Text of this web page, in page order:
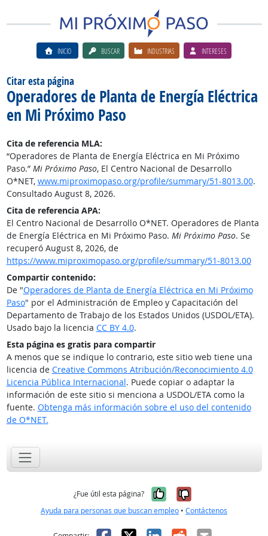
INICIO BUSCAR INDUSTRIAS INTERESES
Citar esta página
Operadores de Planta de Energía Eléctrica
en Mi Próximo Paso
Cita de referencia MLA:
“Operadores de Planta de Energía Eléctrica en Mi Próximo
Paso.” Mi Próximo Paso, El Centro Nacional de Desarrollo
O*NET, www.miproximopaso.org/profile/summary/51-8013.00.
Consultado August 8, 2026.
Cita de referencia APA:
El Centro Nacional de Desarrollo O*NET. Operadores de Planta
de Energía Eléctrica en Mi Próximo Paso. Mi Próximo Paso. Se
recuperó August 8, 2026, de
https://www.miproximopaso.org/profile/summary/51-8013.00
Compartir contenido:
De "Operadores de Planta de Energía Eléctrica en Mi Próximo
Paso" por el Administración de Empleo y Capacitación del
Departamento de Trabajo de los Estados Unidos (USDOL/ETA).
Usado bajo la licencia CC BY 4.0.
Esta página es gratis para compartir
A menos que se indique lo contrario, este sitio web tiene una
licencia de Creative Commons Atribución/Reconocimiento 4.0
Licencia Pública Internacional. Puede copiar o adaptar la
información de este sitio si menciona a USDOL/ETA como la
fuente. Obtenga más información sobre el uso del contenido
de O*NET.
¿Fue útil esta página? Sí, fue útil
No, no fue
Ayuda para personas que buscan empleo • Contáctenos